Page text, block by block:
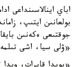
اباي اينالاسىنداعى
بولعانىن ايتىپ،
جوقتىعى ەكەنىن
«ۋلى سيا، اشى